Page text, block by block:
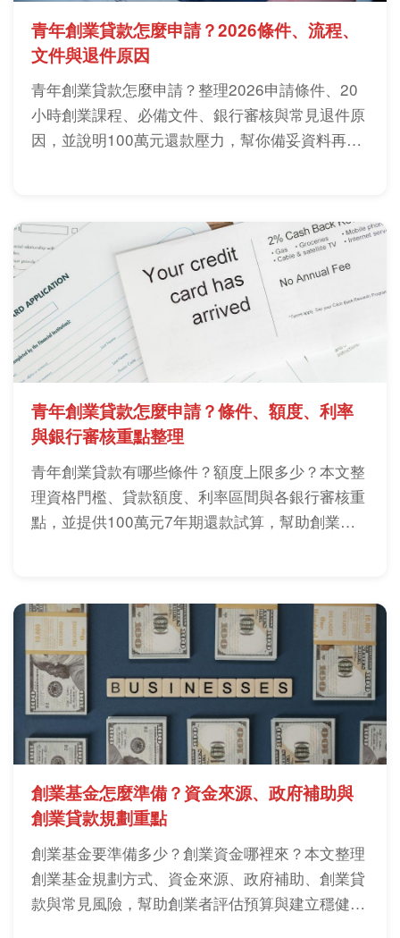
青年創業貸款怎麼申請？2026條件、流程、
文件與退件原因
青年創業貸款怎麼申請？整理2026申請條件、20
小時創業課程、必備文件、銀行審核與常見退件原
因，並說明100萬元還款壓力，幫你備妥資料再送
青年創業貸款怎麼申請？條件、額度、利率
與銀行審核重點整理
青年創業貸款有哪些條件？額度上限多少？本文整
理資格門檻、貸款額度、利率區間與各銀行審核重
點，並提供100萬元7年期還款試算，幫助創業者
創業基金怎麼準備？資金來源、政府補助與
創業貸款規劃重點
創業基金要準備多少？創業資金哪裡來？本文整理
創業基金規劃方式、資金來源、政府補助、創業貸
款與常見風險，幫助創業者評估預算與建立穩健現